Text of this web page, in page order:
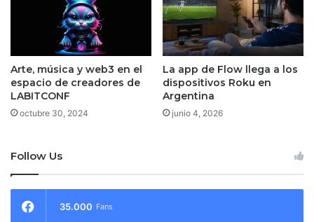
Arte, música y web3 en el
espacio de creadores de
LABITCONF
octubre 30, 2024
La app de Flow llega a los
dispositivos Roku en
Argentina
junio 4, 2026
Follow Us
35.000 Fans